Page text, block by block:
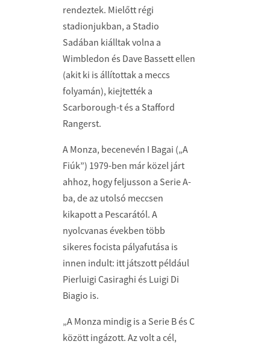
rendeztek. Mielőtt régi
stadionjukban, a Stadio
Sadában kiálltak volna a
Wimbledon és Dave Bassett ellen
(akit ki is állítottak a meccs
folyamán), kiejtették a
Scarborough-t és a Stafford
Rangerst.
A Monza, becenevén I Bagai („A
Fiúk”) 1979-ben már közel járt
ahhoz, hogy feljusson a Serie A-
ba, de az utolsó meccsen
kikapott a Pescarától. A
nyolcvanas években több
sikeres focista pályafutása is
innen indult: itt játszott például
Pierluigi Casiraghi és Luigi Di
Biagio is.
„A Monza mindig is a Serie B és C
között ingázott. Az volt a cél,